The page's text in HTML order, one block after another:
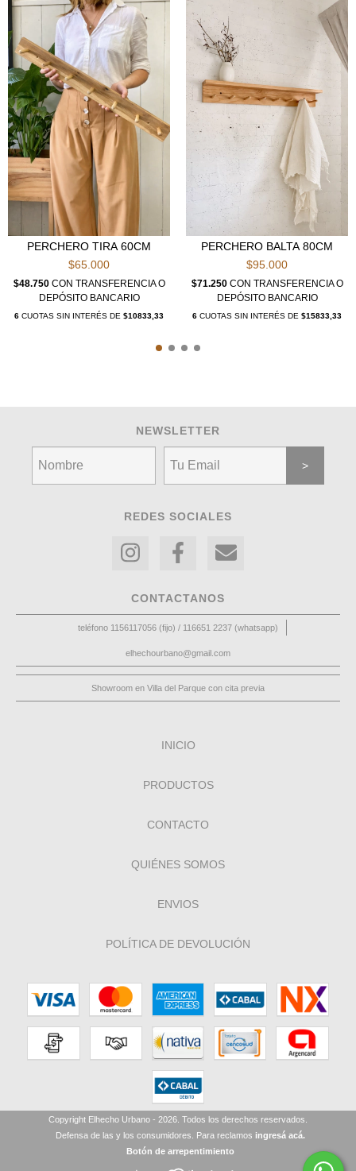
PERCHERO TIRA 60CM
$65.000
$48.750 CON TRANSFERENCIA O
DEPÓSITO BANCARIO
6 CUOTAS SIN INTERÉS DE $10833,33
PERCHERO BALTA 80CM
$95.000
$71.250 CON TRANSFERENCIA O
DEPÓSITO BANCARIO
6 CUOTAS SIN INTERÉS DE $15833,33
NEWSLETTER
REDES SOCIALES
CONTACTANOS
teléfono 1156117056 (fijo) / 116651 2237 (whatsapp)
elhechourbano@gmail.com
Showroom en Villa del Parque con cita previa
INICIO
PRODUCTOS
CONTACTO
QUIÉNES SOMOS
ENVIOS
POLÍTICA DE DEVOLUCIÓN
Copyright Elhecho Urbano - 2026. Todos los derechos reservados.
Defensa de las y los consumidores. Para reclamos ingresá acá.
Botón de arrepentimiento